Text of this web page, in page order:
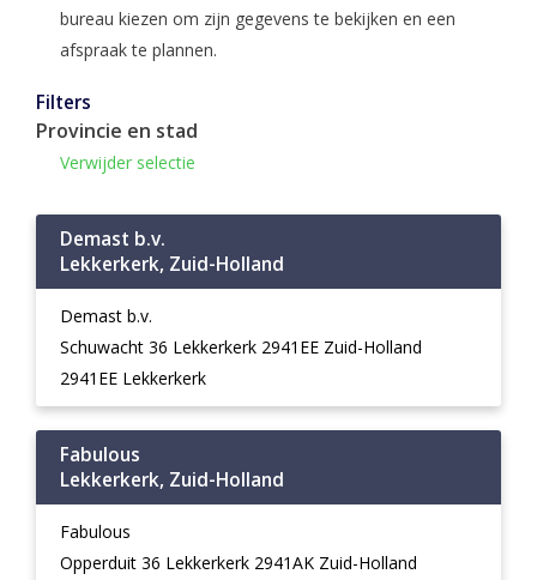
bureau kiezen om zijn gegevens te bekijken en een
afspraak te plannen.
Filters
Provincie en stad
Verwijder selectie
Demast b.v.
Lekkerkerk, Zuid-Holland
Demast b.v.
Schuwacht 36 Lekkerkerk 2941EE Zuid-Holland
2941EE Lekkerkerk
Fabulous
Lekkerkerk, Zuid-Holland
Fabulous
Opperduit 36 Lekkerkerk 2941AK Zuid-Holland